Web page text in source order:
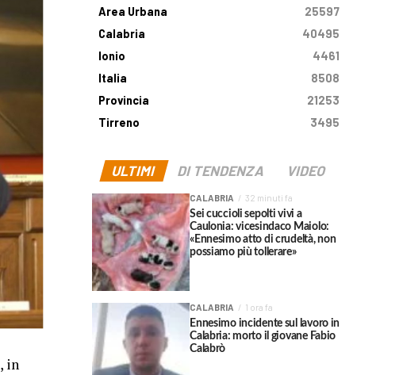
, in
Area Urbana
25597
Calabria
40495
Ionio
4461
Italia
8508
Provincia
21253
Tirreno
3495
ULTIMI DI TENDENZA VIDEO
CALABRIA 32 minuti fa
Sei cuccioli sepolti vivi a
Caulonia: vicesindaco Maiolo:
«Ennesimo atto di crudeltà, non
possiamo più tollerare»
CALABRIA 1 ora fa
Ennesimo incidente sul lavoro in
Calabria: morto il giovane Fabio
Calabrò